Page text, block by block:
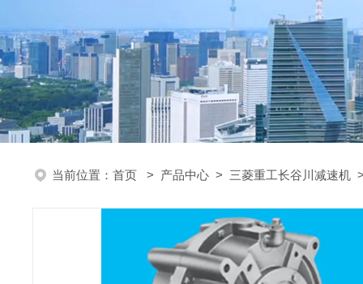
当前位置： 首页 > 产品中心 > 三菱重工长谷川减速机